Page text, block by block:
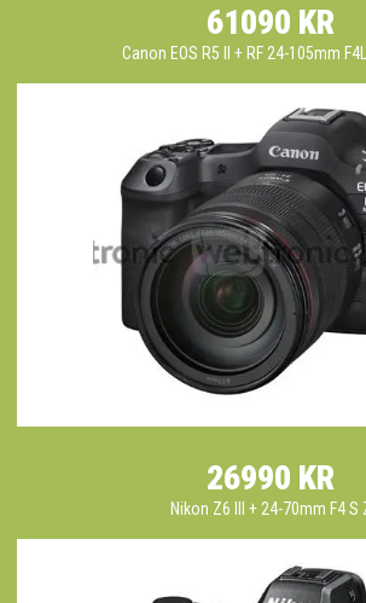
61090 KR
Canon EOS R5 II + RF 24-105mm
26990 KR
Nikon Z6 III + 24-70mm F4 S